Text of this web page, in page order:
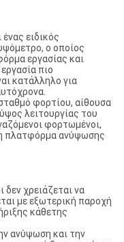
ειδικός
ο οποίος
εργασίας και
πιο
κατάλληλο για
φορτίου, αίθουσα
λειτουργίας του
φορτωμένοι,
πλατφόρμα ανύψωσης
δεν χρειάζεται να
με εξωτερική παροχή
κάθετης
ανύψωση και την